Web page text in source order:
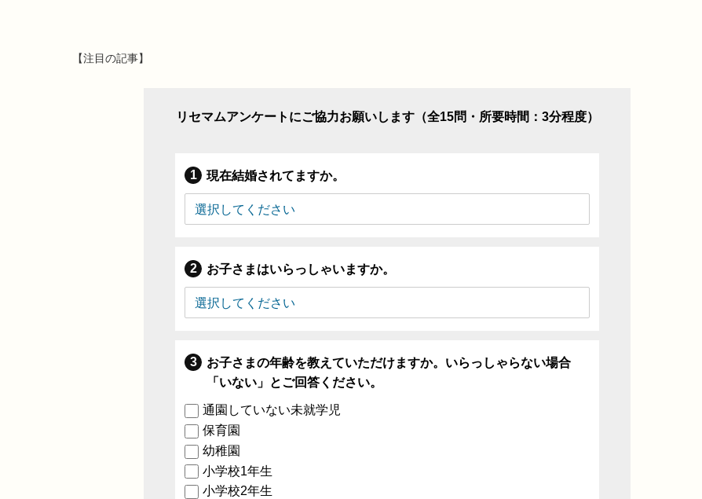
【注目の記事】
リセマムアンケートにご協力お願いします（全15問・所要時間：3分程度）
現在結婚されてますか。
お子さまはいらっしゃいますか。
お子さまの年齢を教えていただけますか。いらっしゃらない場合
「いない」とご回答ください。
通園していない未就学児
保育園
幼稚園
小学校1年生
小学校2年生